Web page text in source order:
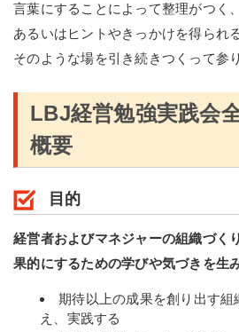
言葉にすることによって整理がつく、
あるいはヒントやきっかけを得られる
そのような場を引き続きつくって参
LBJ経営勉強実践会
概要
目的
経営者およびマネジャーの組織づく
果的にするための学びや気づきを生
期待以上の成果を創り出す
え、実践する